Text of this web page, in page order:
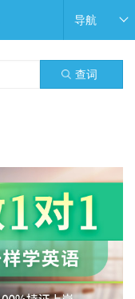
导航
查词